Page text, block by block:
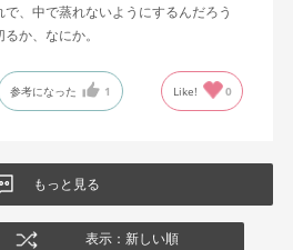
、中で蒸れないようにするんだろう
か、なにか。
参考になった 1 Like! 0
もっと見る
表示：新しい順